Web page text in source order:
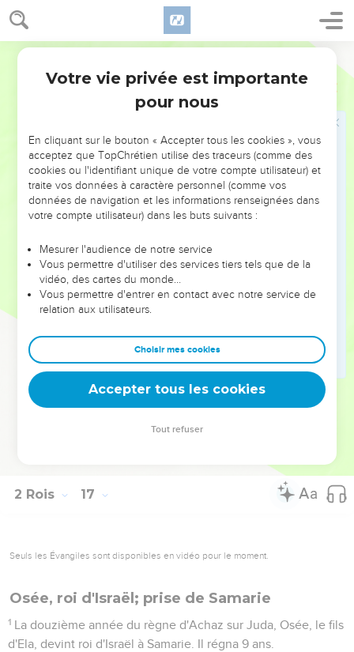
2 Rois 16
la maison de l'Eternel, et il le plaça à côté du nouvel autel,
brûler sur le grand autel l'holocauste du matin et l'offrande
végétale du soir, l'holocauste et l’offrande végétale du roi,
les holocaustes et les offrandes végétales de tout le peuple
du pays, verses-y leurs offrandes liquides et asperge-le avec
tout le sang des holocaustes et tout le sang des sacrifices. En
ce qui concerne l'autel de bronze, je m'en occuperai. »
Le prêtre Urie se conforma à tout ce que le roi Achaz avait
ordonné.
bassins qui se trouvaient dessus. Il descendit la cuve de
dessus les bœufs en bronze qui la portaient et il la posa sur
un pavé de pierres.
18
l'Eternel, le portique du sabbat qu'on y avait construit et
l'entrée extérieure du roi.
Le reste des actes d'Achaz, tout ce qu'il a accompli, cela
est décrit dans les annales des rois de Juda.
Achaz se coucha avec ses ancêtres et il fut enterré à leurs
2 Rois 17
Seuls les Évangiles sont disponibles en vidéo pour le moment.
Osée, roi d'Israël; prise de Samarie
1 La douzième année du règne d'Achaz sur Juda, Osée, le fils
d'Ela, devint roi d'Israël à Samarie. Il régna 9 ans.
Votre vie privée est importante
pour nous
En cliquant sur le bouton « Accepter tous les cookies », vous
acceptez que TopChrétien utilise des traceurs (comme des
cookies ou l'identifiant unique de votre compte utilisateur) et
traite vos données à caractère personnel (comme vos
données de navigation et les informations renseignées dans
votre compte utilisateur) dans les buts suivants :
Mesurer l'audience de notre service
Vous permettre d'utiliser des services tiers tels que de la
vidéo, des cartes du monde…
Vous permettre d'entrer en contact avec notre service de
relation aux utilisateurs.
Choisir mes cookies
Accepter tous les cookies
Tout refuser